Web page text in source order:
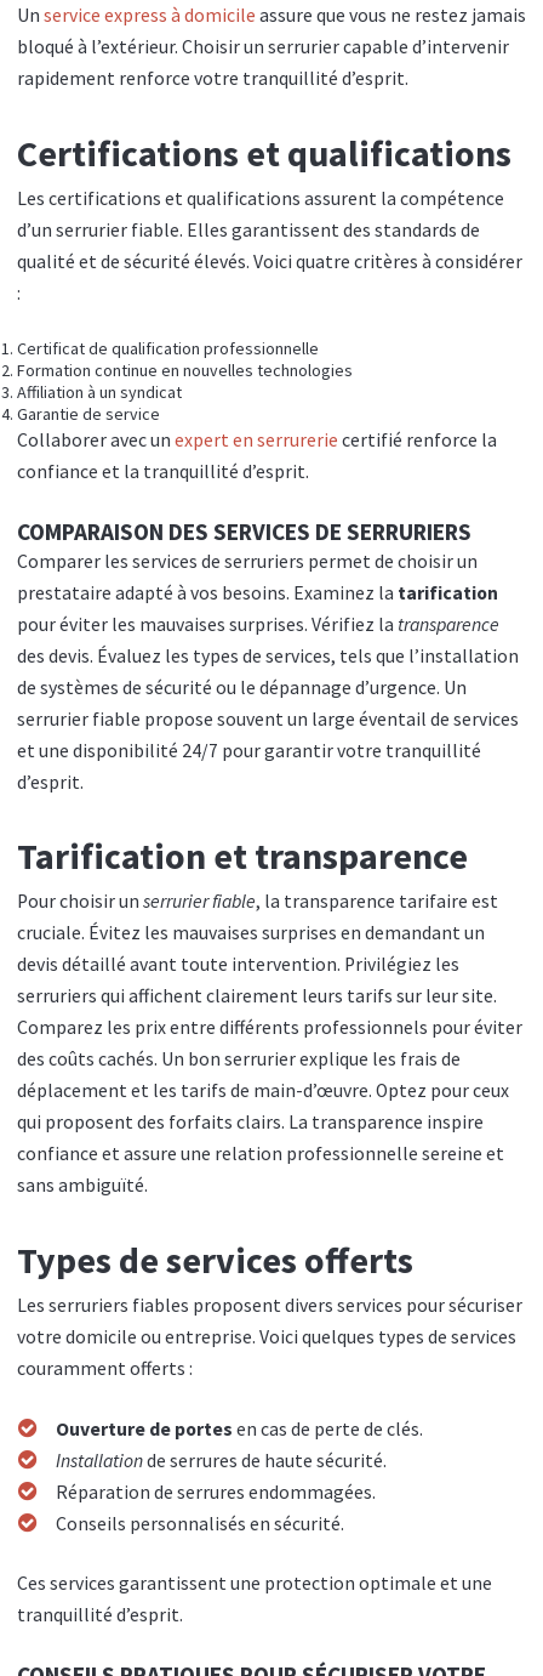
Un service express à domicile assure que vous ne restez jamais
bloqué à l’extérieur. Choisir un serrurier capable d’intervenir
rapidement renforce votre tranquillité d’esprit.
Certifications et qualifications
Les certifications et qualifications assurent la compétence
d’un serrurier fiable. Elles garantissent des standards de
qualité et de sécurité élevés. Voici quatre critères à considérer
:
Certificat de qualification professionnelle
Formation continue en nouvelles technologies
Affiliation à un syndicat
Garantie de service
Collaborer avec un expert en serrurerie certifié renforce la
confiance et la tranquillité d’esprit.
COMPARAISON DES SERVICES DE SERRURIERS
Comparer les services de serruriers permet de choisir un
prestataire adapté à vos besoins. Examinez la tarification
pour éviter les mauvaises surprises. Vérifiez la transparence
des devis. Évaluez les types de services, tels que l’installation
de systèmes de sécurité ou le dépannage d’urgence. Un
serrurier fiable propose souvent un large éventail de services
et une disponibilité 24/7 pour garantir votre tranquillité
d’esprit.
Tarification et transparence
Pour choisir un serrurier fiable, la transparence tarifaire est
cruciale. Évitez les mauvaises surprises en demandant un
devis détaillé avant toute intervention. Privilégiez les
serruriers qui affichent clairement leurs tarifs sur leur site.
Comparez les prix entre différents professionnels pour éviter
des coûts cachés. Un bon serrurier explique les frais de
déplacement et les tarifs de main-d’œuvre. Optez pour ceux
qui proposent des forfaits clairs. La transparence inspire
confiance et assure une relation professionnelle sereine et
sans ambiguïté.
Types de services offerts
Les serruriers fiables proposent divers services pour sécuriser
votre domicile ou entreprise. Voici quelques types de services
couramment offerts :
Ouverture de portes en cas de perte de clés.
Installationde serrures de haute sécurité.
Réparation de serrures endommagées.
Conseils personnalisés en sécurité.
Ces services garantissent une protection optimale et une
tranquillité d’esprit.